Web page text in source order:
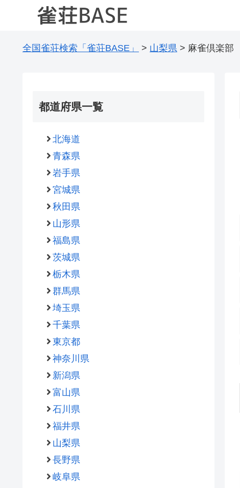
全国雀荘検索「雀荘BASE」 > 山梨県 > 麻雀倶楽部
都道府県一覧
北海道
青森県
岩手県
宮城県
秋田県
山形県
福島県
茨城県
栃木県
群馬県
埼玉県
千葉県
東京都
神奈川県
新潟県
富山県
石川県
福井県
山梨県
長野県
岐阜県